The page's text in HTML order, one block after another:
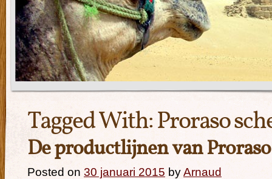
Tagged With:Proraso
De productlijnen van Proraso
Posted on 30 januari 2015 byArnaud